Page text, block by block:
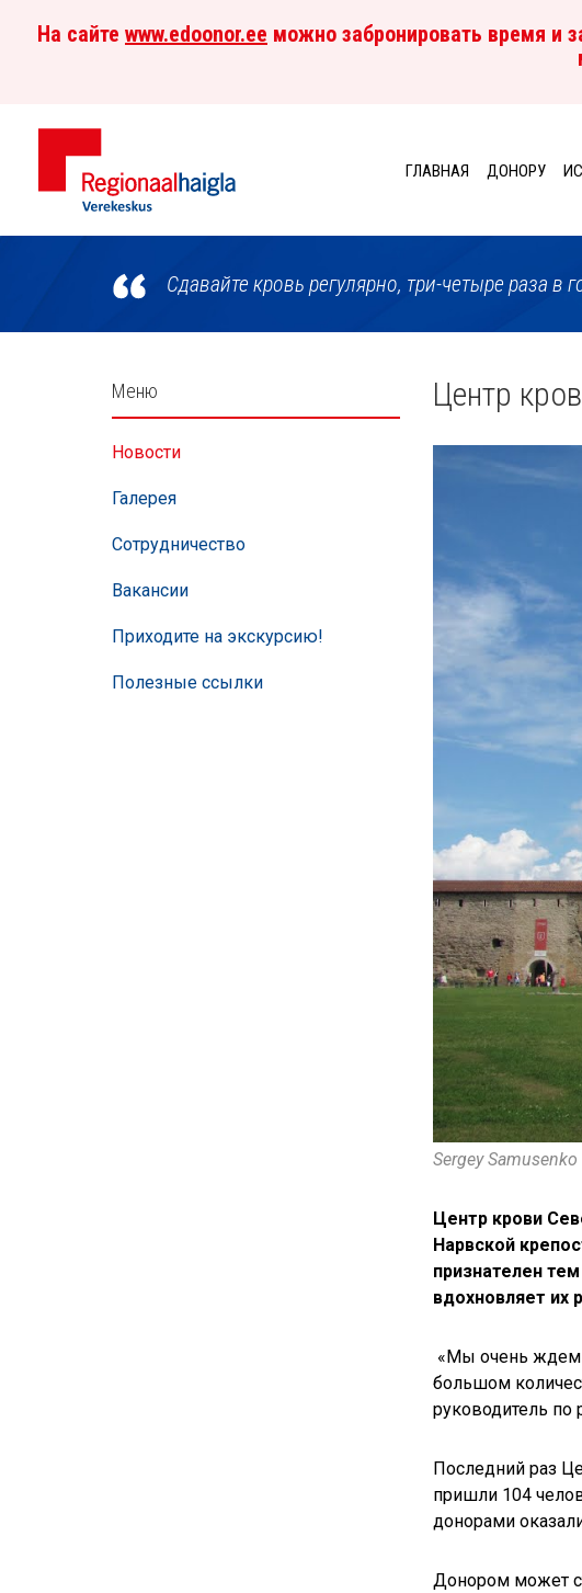
На сайте www.edoonor.ee можно забронировать время и
Центр
крови
ГЛАВНАЯ ДОНОРУ
Сдавайте кровь регулярно, три-четыре раза в
Külgpaani
navigatsioon
Меню
Новости
Галерея
Сотрудничество
Вакансии
Приходите на экскурсию!
Полезные ссылки
Центр
Sergey
Центр крови
Нарвской
признателен
вдохновляет их
«Мы очень ждем
большом
руководитель
Последний раз
пришли 104
донорами
Донором может